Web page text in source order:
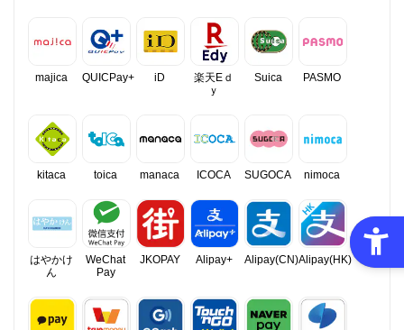
majica QUICPay+ iD
楽天Eｄ
ｙ
Suica PASMO
kitaca toica manaca ICOCA SUGOCA nimoca
はやかけ
ん
WeChat
Pay
JKOPAY Alipay+ Alipay(CN)Alipay(HK)